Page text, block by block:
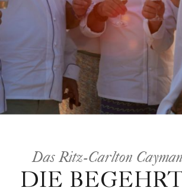
Das Ritz-Carlton
DIE